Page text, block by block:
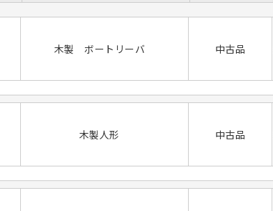
木製 ボートリーバ 中古品
木製人形 中古品